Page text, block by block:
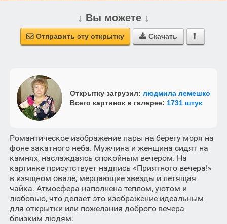
↓ Вы можете ↓
 Отправить эту открытку  Скачать 
Открытку загрузил: людмила лемешко
Всего картинок в галерее: 1731 штук
Романтическое изображение пары на берегу моря на
фоне закатного неба. Мужчина и женщина сидят на
камнях, наслаждаясь спокойным вечером. На
картинке присутствует надпись «Приятного вечера!»
в изящном овале, мерцающие звезды и летящая
чайка. Атмосфера наполнена теплом, уютом и
любовью, что делает это изображение идеальным
для открытки или пожелания доброго вечера
близким людям.